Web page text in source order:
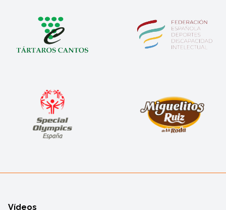
Vídeos